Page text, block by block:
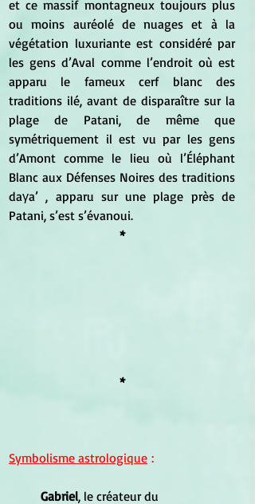
et ce massif montagneux toujours plus
ou moins auréolé de nuages et à la
végétation luxuriante est considéré par
les gens d’Aval comme l’endroit où est
apparu le fameux cerf blanc des
traditions ilé, avant de disparaître sur la
plage de Patani, de même que
symétriquement il est vu par les gens
d’Amont comme le lieu où l’Éléphant
Blanc aux Défenses Noires des traditions
daγa’ , apparu sur une plage près de
Patani, s’est s’évanoui.
*
*
Symbolisme astrologique :
	Gabriel
, le créateur du